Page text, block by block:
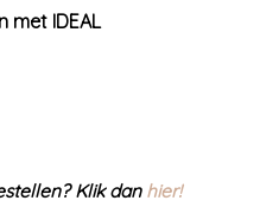
met IDEAL
Klik dan hier!